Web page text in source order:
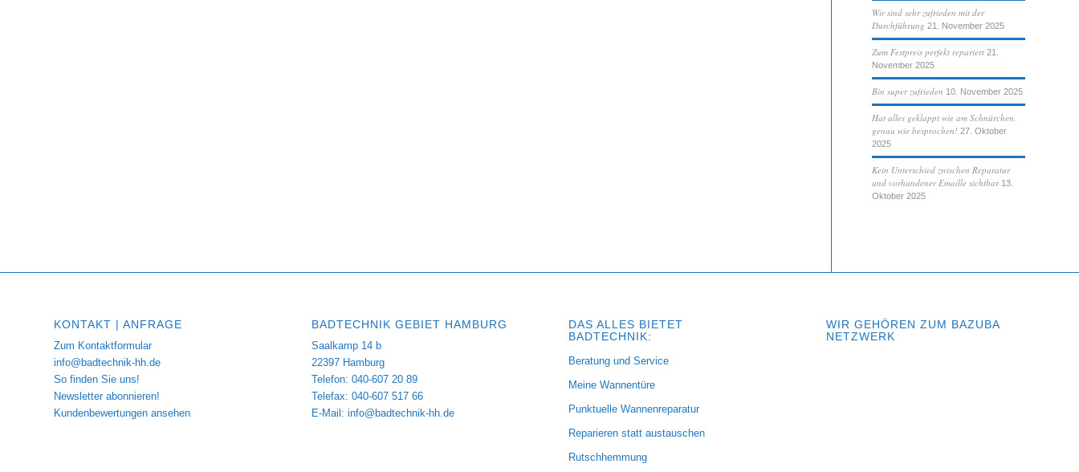
Wir sind sehr zufrieden mit der
Durchführung 21. November 2025
Zum Festpreis perfekt repariert 21.
November 2025
Bin super zufrieden 10. November 2025
Hat alles geklappt wie am Schnürchen,
genau wie besprochen! 27. Oktober
2025
Kein Unterschied zwischen Reparatur
und vorhandener Emaille sichtbar 13.
Oktober 2025
KONTAKT | ANFRAGE
Zum Kontaktformular
info@badtechnik-hh.de
So finden Sie uns!
Newsletter abonnieren!
Kundenbewertungen ansehen
BADTECHNIK GEBIET HAMBURG
Saalkamp 14 b
22397 Hamburg
Telefon: 040-607 20 89
Telefax: 040-607 517 66
E-Mail: info@badtechnik-hh.de
DAS ALLES BIETET
BADTECHNIK:
Beratung und Service
Meine Wannentüre
Punktuelle Wannenreparatur
Reparieren statt austauschen
Rutschhemmung
WIR GEHÖREN ZUM BAZUBA
NETZWERK